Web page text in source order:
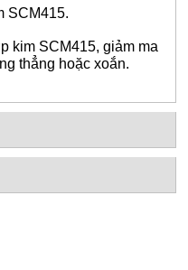
SCM415.
kim SCM415, giảm ma
thẳng hoặc xoắn.